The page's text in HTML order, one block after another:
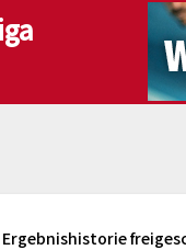
Ergebnishistorie